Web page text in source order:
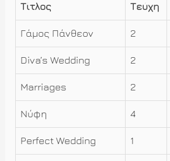
Τίτλος Τεύχη
Γάμος Πάνθεον 2
Diva’s Wedding 2
Marriages 2
Νύφη 4
Perfect Wedding 1